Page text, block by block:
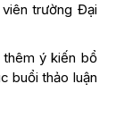
trường Đại
ý kiến bổ
buổi thảo luận